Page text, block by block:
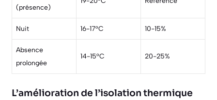
(présence)
Nuit 16-17°C 10-15%
Absence
prolongée
14-15°C 20-25%
L’amélioration de l’isolation thermique